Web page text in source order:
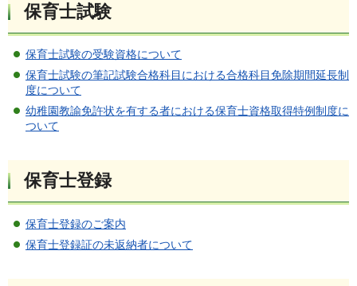
保育士試験
保育士試験の受験資格について
保育士試験の筆記試験合格科目における合格科目免除期間延長制
度について
幼稚園教諭免許状を有する者における保育士資格取得特例制度に
ついて
保育士登録
保育士登録のご案内
保育士登録証の未返納者について